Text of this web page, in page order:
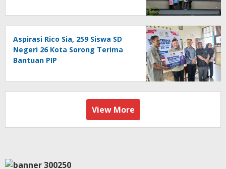
Aspirasi Rico Sia, 259 Siswa SD
Negeri 26 Kota Sorong Terima
Bantuan PIP
View More